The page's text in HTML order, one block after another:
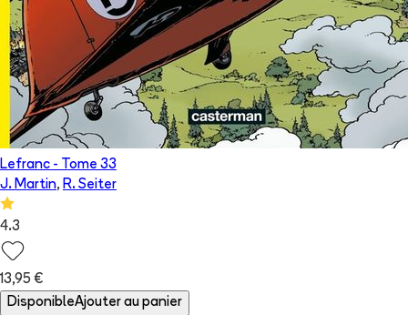
Lefranc - Tome 33
J. Martin, R. Seiter
4.3
13,95 €
DisponibleAjouter au panier